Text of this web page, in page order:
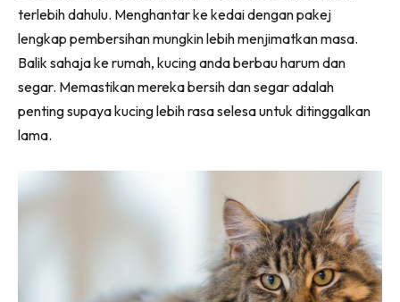
terlebih dahulu. Menghantar ke kedai dengan pakej
lengkap pembersihan mungkin lebih menjimatkan masa.
Balik sahaja ke rumah, kucing anda berbau harum dan
segar. Memastikan mereka bersih dan segar adalah
penting supaya kucing lebih rasa selesa untuk ditinggalkan
lama.